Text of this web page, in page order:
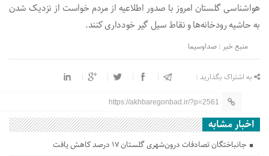
هواشناسی گلستان امروز با صدور اطلاعیه از مردم خواست از نزدیک شدن
به حاشیه رودخانه‌ها و نقاط سیل گیر خودداری کنند.
منبع خبر : صداوسیما
به اشتراک بگذارید :
https://akhbaregonbad.ir/?p=2561
اخبار مشابه
جانباختگان تصادفات درون‌شهری گلستان ۱۷ درصد کاهش یافت